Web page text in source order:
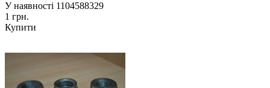
У наявності 1104588329
1 грн.
Купити